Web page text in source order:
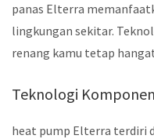
panas Elterra
lingkungan sekitar.
renang kamu tetap
Teknologi
heat pump Elterra terdiri